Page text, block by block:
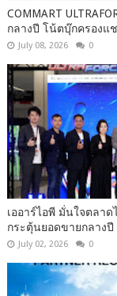
COMMART
กลางปี โน้ตบุ๊กครองแ
July 08, 2026 0
เออาร์ไอพี มั่นใจตลาดไ
กระตุ้นยอดขายกลางปี
July 02, 2026 0